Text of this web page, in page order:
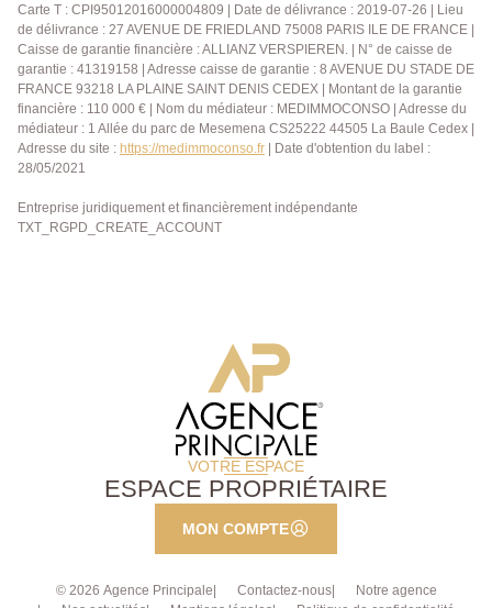
Carte T : CPI95012016000004809 | Date de délivrance : 2019-07-26 | Lieu
de délivrance : 27 AVENUE DE FRIEDLAND 75008 PARIS ILE DE FRANCE |
Caisse de garantie financière : ALLIANZ VERSPIEREN. | N° de caisse de
garantie : 41319158 | Adresse caisse de garantie : 8 AVENUE DU STADE DE
FRANCE 93218 LA PLAINE SAINT DENIS CEDEX | Montant de la garantie
financière : 110 000 € | Nom du médiateur : MEDIMMOCONSO | Adresse du
médiateur : 1 Allée du parc de Mesemena CS25222 44505 La Baule Cedex |
Adresse du site : https://medimmoconso.fr | Date d'obtention du label :
28/05/2021
Entreprise juridiquement et financièrement indépendante
TXT_RGPD_CREATE_ACCOUNT
VOTRE ESPACE
ESPACE PROPRIÉTAIRE
MON COMPTE
© 2026 Agence Principale Contactez-nous
Notre agence